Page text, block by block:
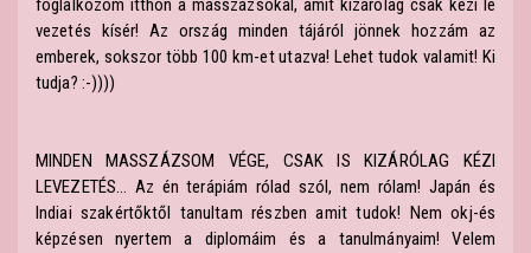
foglalkozom itthon a masszázsokal, amit kizárólag csak kézi le
vezetés kísér! Az ország minden tájáról jönnek hozzám az
emberek, sokszor több 100 km-et utazva! Lehet tudok valamit! Ki
tudja? :-))))
MINDEN MASSZÁZSOM VÉGE, CSAK IS KIZÁRÓLAG KÉZI
LEVEZETÉS... Az én terápiám rólad szól, nem rólam! Japán és
Indiai szakértőktől tanultam részben amit tudok! Nem okj-és
képzésen nyertem a diplomáim és a tanulmányaim! Velem